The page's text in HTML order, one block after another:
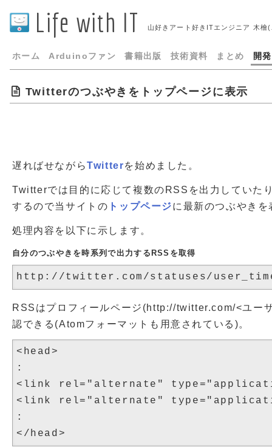
Life with IT 山好きアート好きITエンジニア 木檜
ホーム Arduinoファン 書籍出版 技術資料 まとめ 開
Twitterのつぶやきをトップページに表示
遅ればせながらTwitterを始めました。
Twitterでは目的に応じて複数のRSSを出力していた
するので当サイトの トップページに最新のつぶやき
処理内容を以下に示します。
自分のつぶやきを時系列で出力するRSSを取得
RSSはプロフィールページ(http://twitter.com/<ユー
認できる(Atomフォーマットも用意されている)。
<head>
:
<link rel="alternate"
<link rel="alternate"
: